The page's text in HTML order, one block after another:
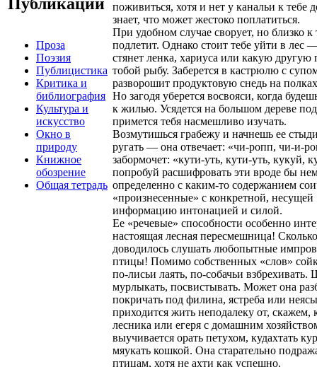
Проза
Поэзия
Публицистика
Критика и
библиография
Культура и
искусство
Окно в
природу
Книжное
обозрение
Общая тетрадь
поживиться, хотя и нет у канальи к тебе
знает, что может жестоко поплатиться.
При удобном случае сворует, но близко к
подлетит. Однако стоит тебе уйти в лес
стянет ленка, хариуса или какую
тобой рыбу. Заберется в кастрюлю с
разворошит продуктовую снедь на
Но загодя уберется восвояси, когда
к жилью. Усядется на большом дереве
примется тебя насмешливо изучать.
Возмутишься грабежу и начнешь ее
ругать — она отвечает: «чи-ропп, чи-и-
забормочет: «кути-уть, кути-уть, кукуй,
попробуй расшифровать эти вроде бы
определенно с каким-то содержанием
«произнесенные» с конкретной, несущей
информацию интонацией и силой.
Ее «речевые» способности особенно
настоящая лесная пересмешница!
доводилось слушать любопытные
птицы! Помимо собственных «слов»
по-лисьи лаять, по-собачьи взбрехивать.
мурлыкать, посвистывать. Может она
покричать под филина, ястреба или
приходится жить неподалеку от, скажем,
лесника или егеря с домашним
выучивается орать петухом, кудахтать
мяукать кошкой. Она старательно
птицам, хотя не ахти как успешно.